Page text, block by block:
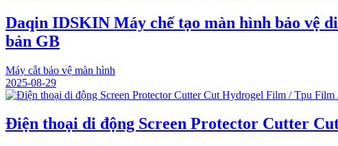
Daqin IDSKIN Máy chế tạo màn hình bảo vệ
bản GB
Máy cắt bảo vệ màn hình
2025-08-29
Điện thoại di động Screen Protector Cutter